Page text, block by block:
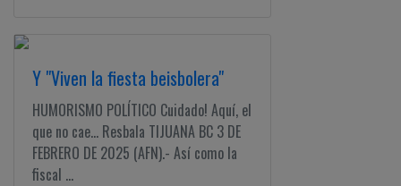
Y "Viven la fiesta beisbolera"
HUMORISMO POLÍTICO Cuidado! Aquí, el
que no cae... Resbala TIJUANA BC 3 DE
FEBRERO DE 2025 (AFN).- Así como la
fiscal ...